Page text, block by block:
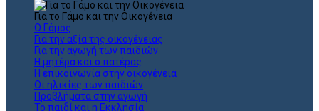
Για το Γάμο και την Οικογένεια
Ο Γάμος
Για την αξία της οικογένειας
Για την αγωγή των παιδιών
Η μητέρα και ο πατέρας
Η επικοινωνία στην οικογένεια
Οι ηλικίες των παιδιών
Προβλήματα στην αγωγή
Το παιδί και η Εκκλησία